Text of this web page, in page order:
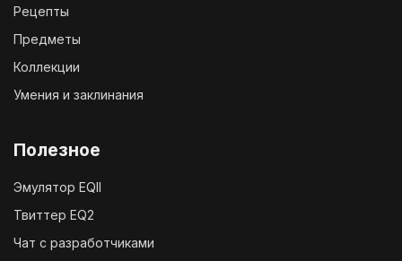
Рецепты
Предметы
Коллекции
Умения и заклинания
Полезное
Эмулятор EQII
Твиттер EQ2
Чат с разработчиками